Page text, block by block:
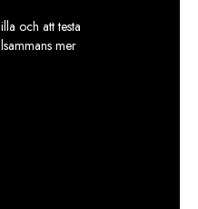
och att testa
mer